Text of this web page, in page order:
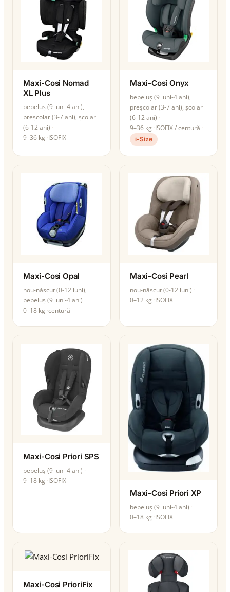
Maxi-Cosi Nomad
XL Plus
bebeluș (9 luni-4 ani),
preșcolar (3-7 ani), școlar
(6-12 ani)
9–36 kg ISOFIX
Maxi-Cosi Onyx
bebeluș (9 luni-4 ani),
preșcolar (3-7 ani), școlar
(6-12 ani)
9–36 kg ISOFIX / centură
i-Size
Maxi-Cosi Opal
nou-născut (0-12 luni),
bebeluș (9 luni-4 ani)
0–18 kg centură
Maxi-Cosi Pearl
nou-născut (0-12 luni)
0–12 kg ISOFIX
Maxi-Cosi Priori SPS
bebeluș (9 luni-4 ani)
9–18 kg ISOFIX
Maxi-Cosi Priori XP
bebeluș (9 luni-4 ani)
0–18 kg ISOFIX
Maxi-Cosi PrioriFix